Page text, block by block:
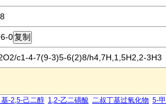
0
c1-4-7(9-3)5-6(2)8/h4,7H,1,5H2,2-3H3
-2,5-己二醇 1,2-乙二磺酸 二叔丁基过氧化物 5-